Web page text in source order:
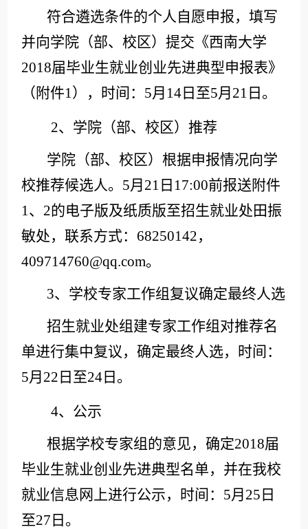
符合遴选条件的个人自愿申报，填写
并向学院（部、校区）提交《西南大学
2018届毕业生就业创业先进典型申报表》
（附件1）， 时间： 5月 14 日至5月 21 日 。
2、学院（部、校区）推荐
学院（部、校区）根据申报情况向学
校推荐候选人。 5月 21 日 17:00前报送附件
1、2的电子版及纸质版至招生就业处田振
敏处，联系方式： 68250142，
409714760@qq.com。
3、学校专家工作组复议确定最终人选
招生就业处组建专家工作组对推荐名
单进行集中复议，确定最终人选，
时间：
5月22日至24日。
4、公示
根据学校专家组的意见，确定2018届
毕业生就业创业先进典型名单，并在我校
就业信息网上进行公示，时间：5月25日
至27日。